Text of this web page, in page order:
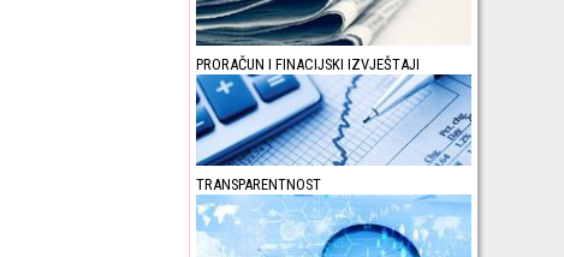
PRORAČUN I FINACIJSKI IZVJEŠTAJI
TRANSPARENTNOST